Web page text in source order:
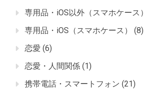
専用品・iOS以外（スマホケース）
専用品・iOS（スマホケース）
(8)
恋愛 (6)
恋愛・人間関係 (1)
携帯電話・スマートフォン (21)